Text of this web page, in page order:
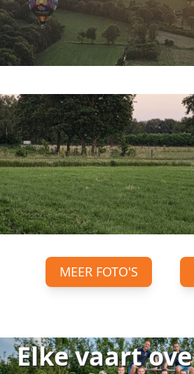
MEER FOTO'S
Elke vaart